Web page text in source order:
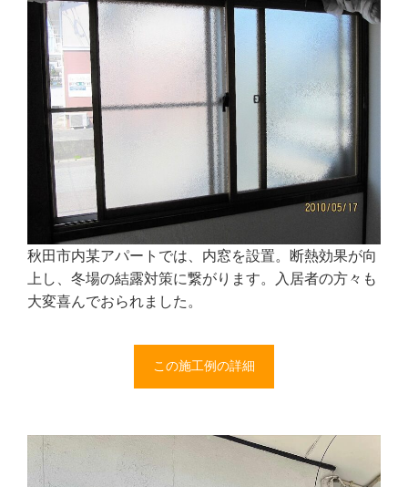
秋田市内某アパートでは、内窓を設置。断熱効果が向
上し、冬場の結露対策に繋がります。入居者の方々も
大変喜んでおられました。
この施工例の詳細